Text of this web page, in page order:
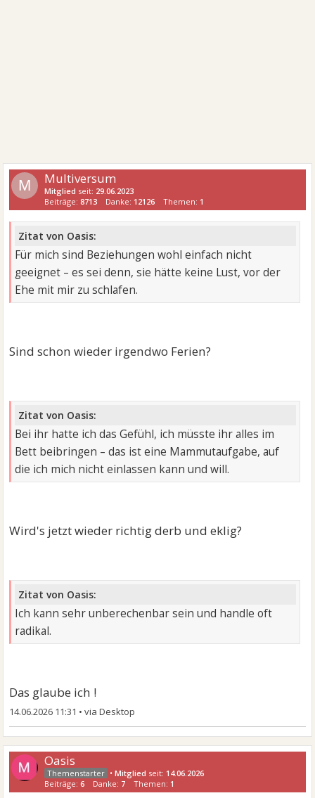
M Multiversum
Mitglied seit: 29.06.2023
Beiträge:8713 Danke: 12126 Themen: 1
Zitat von Oasis:
Für mich sind Beziehungen wohl einfach nicht
geeignet – es sei denn, sie hätte keine Lust, vor der
Ehe mit mir zu schlafen.
Sind schon wieder irgendwo Ferien?
Zitat von Oasis:
Bei ihr hatte ich das Gefühl, ich müsste ihr alles im
Bett beibringen – das ist eine Mammutaufgabe, auf
die ich mich nicht einlassen kann und will.
Wird's jetzt wieder richtig derb und eklig?
Zitat von Oasis:
Ich kann sehr unberechenbar sein und handle oft
radikal.
Das glaube ich !
14.06.2026 11:31 •
Oasis
•Mitglied seit: 14.06.2026
Beiträge:6 Danke: 7 Themen: 1